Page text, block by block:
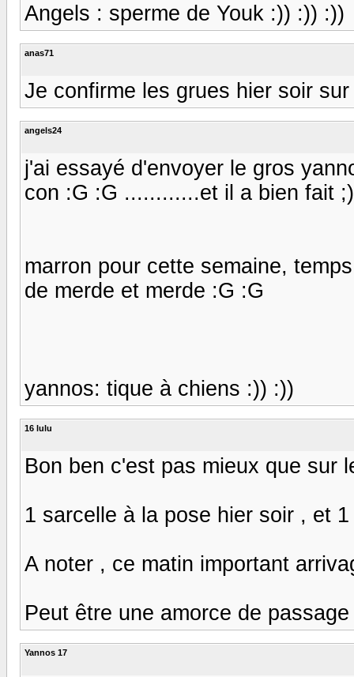
Angels : sperme de Youk :)) :)) :))
anas71
Je confirme les grues hier soir
angels24
j'ai essayé d'envoyer le gros
con :G :G ............et il a bien fait
marron pour cette semaine,
de merde et merde :G :G
yannos: tique à chiens :)) :))
16 lulu
Bon ben c'est pas mieux que sur
1 sarcelle à la pose hier soir , et
A noter , ce matin important
Peut être une amorce de
Yannos 17